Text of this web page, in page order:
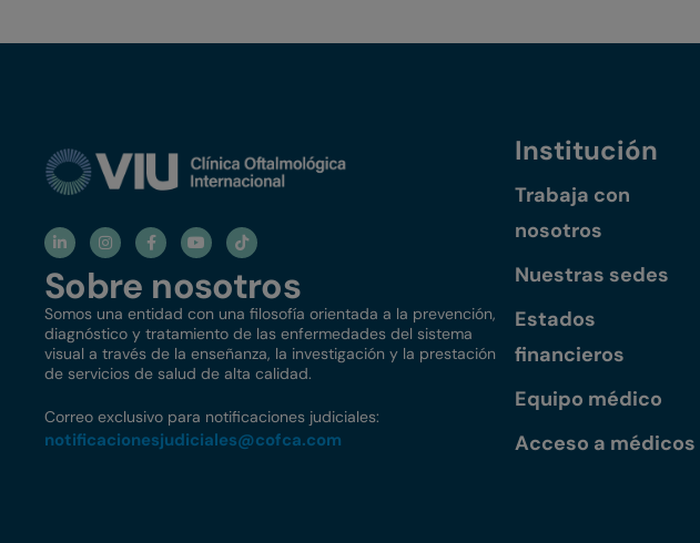
Sobre nosotros
Somos una entidad con una filosofía orientada a la prevención,
diagnóstico y tratamiento de las enfermedades del sistema
visual a través de la enseñanza, la investigación y la prestación
de servicios de salud de alta calidad.
Correo exclusivo para notificaciones judiciales:
notificacionesjudiciales@cofca.com
Institución
Trabaja con
nosotros
Nuestras sedes
Estados
financieros
Equipo médico
Acceso a médicos